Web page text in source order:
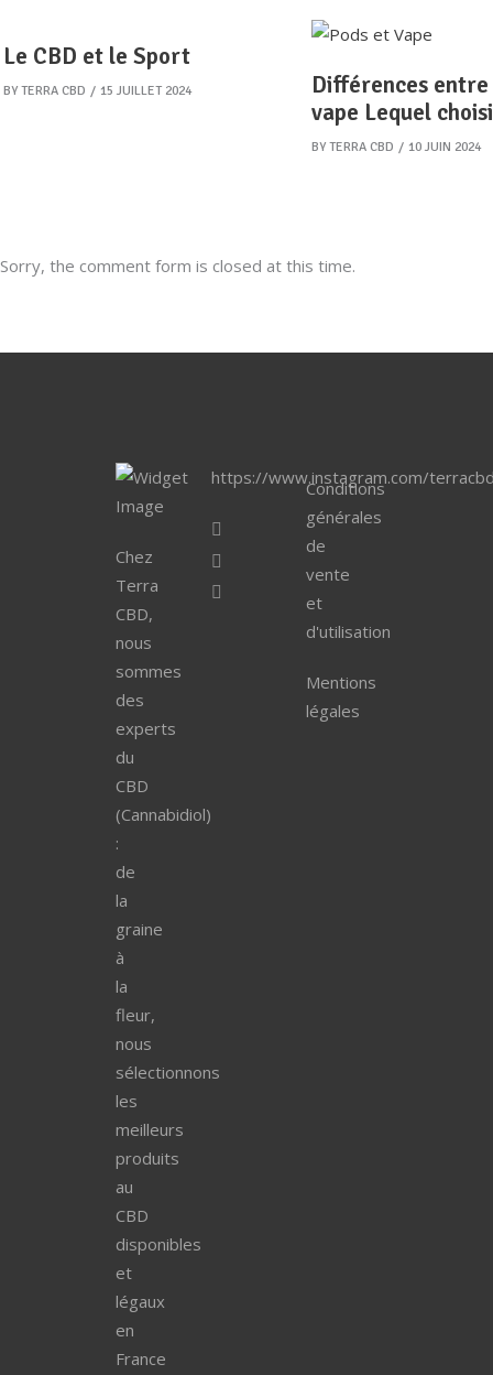
Le CBD et le Sport
BY TERRA CBD 15 JUILLET 2024
Différences
vape Lequel
BY TERRA CBD 10 JUIN 2024
Sorry, the comment form is closed at this time.
Chez
Terra
CBD,
nous
sommes
des
experts
du
CBD
(Cannabidiol)
:
de
la
graine
à
la
fleur,
nous
sélectionnons
les
meilleurs
produits
au
CBD
disponibles
et
légaux
en
France
https://www.instagram.com/
Conditions
générales
de
vente
et
d'utilisation
Mentions
légales